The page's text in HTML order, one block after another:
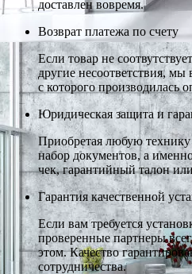
доставлен вовремя.
Возврат платежа по счету
Если товар не
другие несоответствия, мы
с которого производилась
Юридическая защита и
Приобретая любую
набор документов, а
чек, гарантийный талон
Гарантия качественной
Если вам требуется
проверенные партнеры
этом. Качество
сотрудничества.